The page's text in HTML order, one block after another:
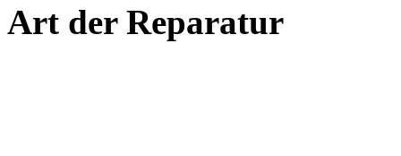
Art der Reparatur